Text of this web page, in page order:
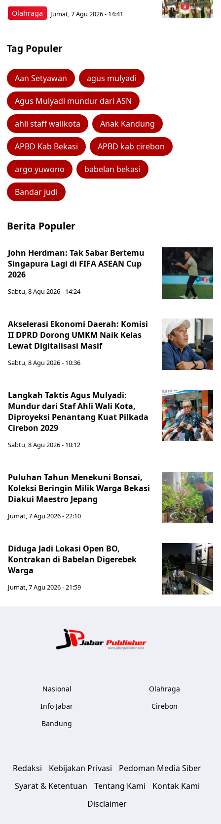
Olahraga Jumat, 7 Agu 2026 - 14:41
Tag Populer
Aan Setyawan agus mulyadi
Agus Mulyadi mundur dari ASN
ahli staff walikota Anak Kandung
APBD Kab Bekasi APBD kab cirebon
argo yuwono babelan bekasi
Bandar judi
Berita Populer
John Herdman: Tak Sabar Bertemu
Singapura Lagi di FIFA ASEAN Cup
2026
Sabtu, 8 Agu 2026 - 14:24
Akselerasi Ekonomi Daerah: Komisi
II DPRD Dorong UMKM Naik Kelas
Lewat Digitalisasi Masif
Sabtu, 8 Agu 2026 - 10:36
Langkah Taktis Agus Mulyadi:
Mundur dari Staf Ahli Wali Kota,
Diproyeksi Penantang Kuat Pilkada
Cirebon 2029
Sabtu, 8 Agu 2026 - 10:12
Puluhan Tahun Menekuni Bonsai,
Koleksi Beringin Milik Warga Bekasi
Diakui Maestro Jepang
Jumat, 7 Agu 2026 - 22:10
Diduga Jadi Lokasi Open BO,
Kontrakan di Babelan Digerebek
Warga
Jumat, 7 Agu 2026 - 21:59
Nasional
Info Jabar
Bandung
Olahraga
Cirebon
Redaksi Kebijakan Privasi
Pedoman Media Siber
Syarat & Ketentuan
Tentang Kami
Kontak Kami
Disclaimer